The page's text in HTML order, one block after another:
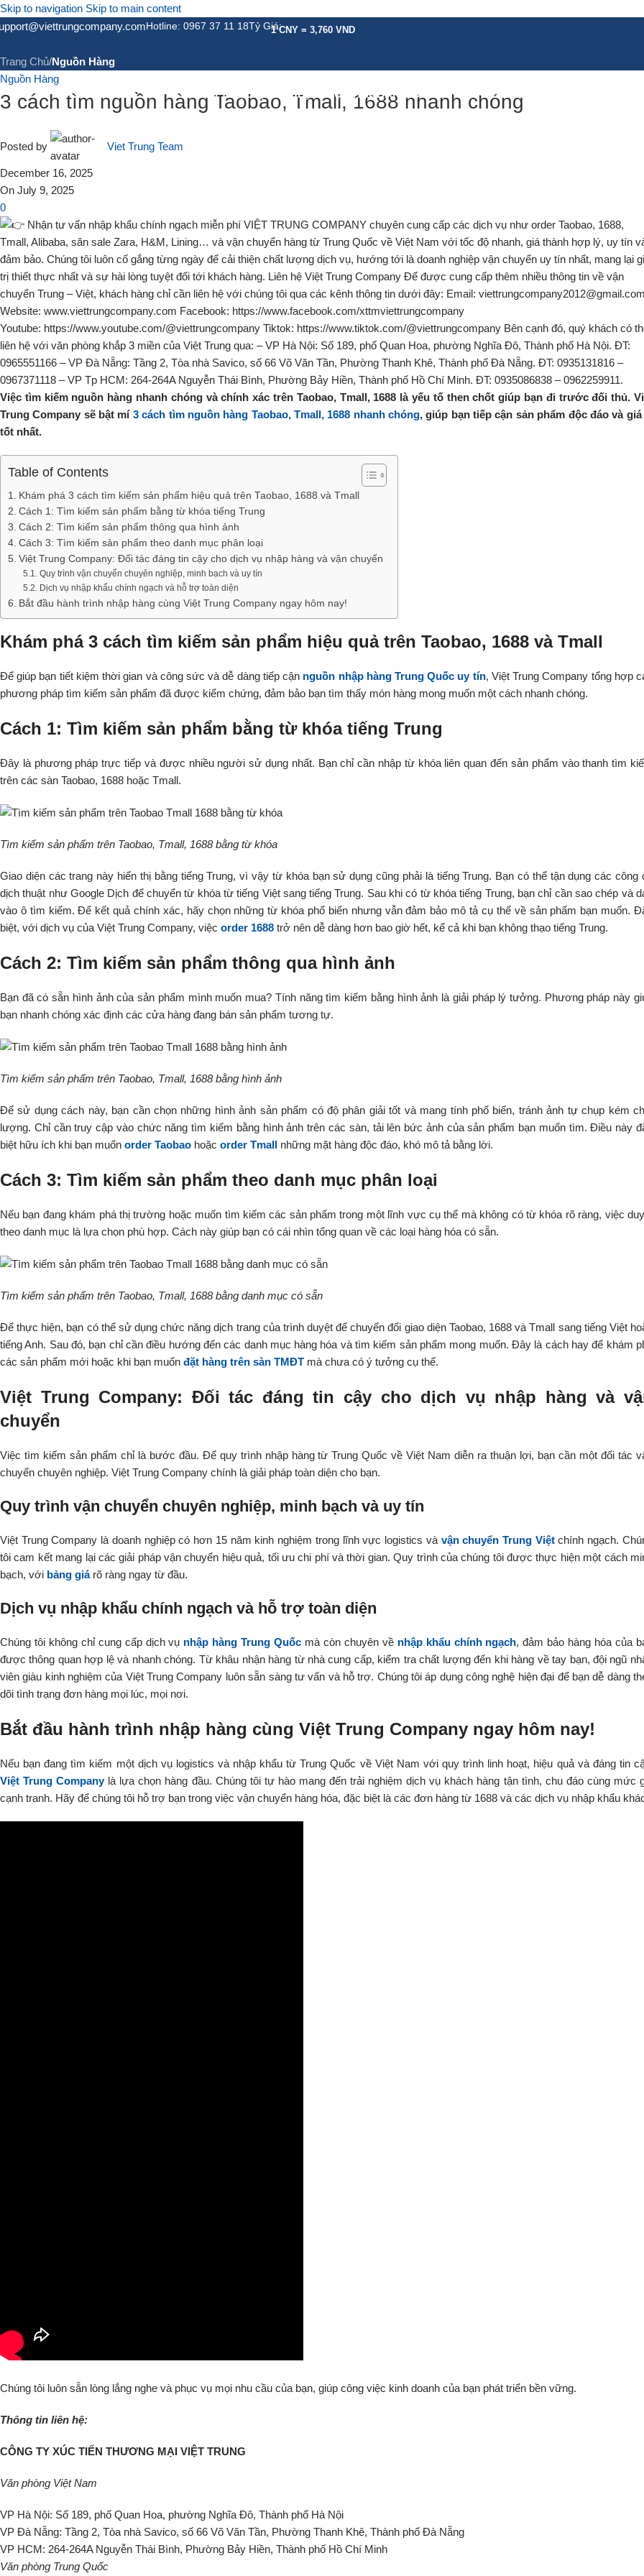
Skip to navigation Skip to main content
Hotline: 0967 37 11 18Tỷ Giá:1 CNY = 3,760 VND
GIỚI THIỆU DỊCH VỤDỊCH VỤ KHÁC BẢNG GIÁ CHÍNH SÁCH
Tin Tức
Trang Chủ/Nguồn Hàng
Nguồn Hàng
3 cách tìm nguồn hàng Taobao, Tmall, 1688 nhanh chóng
Posted by Viet Trung Team
December 16, 2025
On July 9, 2025
0
Việc tìm kiếm nguồn hàng nhanh chóng và chính xác trên Taobao, Tmall, 1688 là yếu tố then chốt giúp bạn đi trước đối thủ.
Trung Company sẽ bật mí 3 cách tìm nguồn hàng Taobao, Tmall, 1688 nhanh chóng, giúp bạn tiếp cận sản phẩm độc đáo và
tốt nhất.
Table of Contents
Khám phá 3 cách tìm kiếm sản phẩm hiệu quả trên Taobao, 1688 và Tmall
Cách 1: Tìm kiếm sản phẩm bằng từ khóa tiếng Trung
Cách 2: Tìm kiếm sản phẩm thông qua hình ảnh
Cách 3: Tìm kiếm sản phẩm theo danh mục phân loại
Việt Trung Company: Đối tác đáng tin cậy cho dịch vụ nhập hàng và vận chuyển
Quy trình vận chuyển chuyên nghiệp, minh bạch và uy tín
Dịch vụ nhập khẩu chính ngạch và hỗ trợ toàn diện
Bắt đầu hành trình nhập hàng cùng Việt Trung Company ngay hôm nay!
Khám phá 3 cách tìm kiếm sản phẩm hiệu quả trên Taobao, 1688 và Tmall
Để giúp bạn tiết kiệm thời gian và công sức và dễ dàng tiếp cận nguồn nhập hàng Trung Quốc uy tín, Việt Trung Company tổng hợp
phương pháp tìm kiếm sản phẩm đã được kiểm chứng, đảm bảo bạn tìm thấy món hàng mong muốn một cách nhanh chóng.
Cách 1: Tìm kiếm sản phẩm bằng từ khóa tiếng Trung
Đây là phương pháp trực tiếp và được nhiều người sử dụng nhất. Bạn chỉ cần nhập từ khóa liên quan đến sản phẩm vào thanh tìm
trên các sàn Taobao, 1688 hoặc Tmall.
Tìm kiếm sản phẩm trên Taobao, Tmall, 1688 bằng từ khóa
Giao diện các trang này hiển thị bằng tiếng Trung, vì vậy từ khóa bạn sử dụng cũng phải là tiếng Trung. Bạn có thể tận dụng các công
dịch thuật như Google Dịch để chuyển từ khóa từ tiếng Việt sang tiếng Trung. Sau khi có từ khóa tiếng Trung, bạn chỉ cần sao chép và
vào ô tìm kiếm. Để kết quả chính xác, hãy chọn những từ khóa phổ biến nhưng vẫn đảm bảo mô tả cụ thể về sản phẩm bạn muốn.
biệt, với dịch vụ của Việt Trung Company, việc order 1688 trở nên dễ dàng hơn bao giờ hết, kể cả khi bạn không thạo tiếng Trung.
Cách 2: Tìm kiếm sản phẩm thông qua hình ảnh
Bạn đã có sẵn hình ảnh của sản phẩm mình muốn mua? Tính năng tìm kiếm bằng hình ảnh là giải pháp lý tưởng. Phương pháp này
bạn nhanh chóng xác định các cửa hàng đang bán sản phẩm tương tự.
Tìm kiếm sản phẩm trên Taobao, Tmall, 1688 bằng hình ảnh
Để sử dụng cách này, bạn cần chọn những hình ảnh sản phẩm có độ phân giải tốt và mang tính phổ biến, tránh ảnh tự chụp kém
lượng. Chỉ cần truy cập vào chức năng tìm kiếm bằng hình ảnh trên các sàn, tải lên bức ảnh của sản phẩm bạn muốn tìm. Điều này
biệt hữu ích khi bạn muốn order Taobao hoặc order Tmall những mặt hàng độc đáo, khó mô tả bằng lời.
Cách 3: Tìm kiếm sản phẩm theo danh mục phân loại
Nếu bạn đang khám phá thị trường hoặc muốn tìm kiếm các sản phẩm trong một lĩnh vực cụ thể mà không có từ khóa rõ ràng, việc
theo danh mục là lựa chọn phù hợp. Cách này giúp bạn có cái nhìn tổng quan về các loại hàng hóa có sẵn.
Tìm kiếm sản phẩm trên Taobao, Tmall, 1688 bằng danh mục có sẵn
Để thực hiện, bạn có thể sử dụng chức năng dịch trang của trình duyệt để chuyển đổi giao diện Taobao, 1688 và Tmall sang tiếng Việt
tiếng Anh. Sau đó, bạn chỉ cần điều hướng đến các danh mục hàng hóa và tìm kiếm sản phẩm mong muốn. Đây là cách hay để khám
các sản phẩm mới hoặc khi bạn muốn đặt hàng trên sàn TMĐT mà chưa có ý tưởng cụ thể.
Việt Trung Company: Đối tác đáng tin cậy cho dịch vụ nhập hàng và
chuyển
Việc tìm kiếm sản phẩm chỉ là bước đầu. Để quy trình nhập hàng từ Trung Quốc về Việt Nam diễn ra thuận lợi, bạn cần một đối tác
chuyển chuyên nghiệp. Việt Trung Company chính là giải pháp toàn diện cho bạn.
Quy trình vận chuyển chuyên nghiệp, minh bạch và uy tín
Việt Trung Company là doanh nghiệp có hơn 15 năm kinh nghiệm trong lĩnh vực logistics và vận chuyển Trung Việtchính ngạch.
tôi cam kết mang lại các giải pháp vận chuyển hiệu quả, tối ưu chi phí và thời gian. Quy trình của chúng tôi được thực hiện một cách
bạch, với bảng giárõ ràng ngay từ đầu.
Dịch vụ nhập khẩu chính ngạch và hỗ trợ toàn diện
Chúng tôi không chỉ cung cấp dịch vụ nhập hàng Trung Quốc mà còn chuyên về nhập khẩu chính ngạch, đảm bảo hàng hóa của
được thông quan hợp lệ và nhanh chóng. Từ khâu nhận hàng từ nhà cung cấp, kiểm tra chất lượng đến khi hàng về tay bạn, đội ngũ
viên giàu kinh nghiệm của Việt Trung Company luôn sẵn sàng tư vấn và hỗ trợ. Chúng tôi áp dụng công nghệ hiện đại để bạn dễ dàng
dõi tình trạng đơn hàng mọi lúc, mọi nơi.
Bắt đầu hành trình nhập hàng cùng Việt Trung Company ngay hôm nay!
Nếu bạn đang tìm kiếm một dịch vụ logistics và nhập khẩu từ Trung Quốc về Việt Nam với quy trình linh hoạt, hiệu quả và đáng tin
Việt Trung Companylà lựa chọn hàng đầu. Chúng tôi tự hào mang đến trải nghiệm dịch vụ khách hàng tận tình, chu đáo cùng mức
cạnh tranh. Hãy để chúng tôi hỗ trợ bạn trong việc vận chuyển hàng hóa, đặc biệt là các đơn hàng từ 1688 và các dịch vụ nhập khẩu
Chúng tôi luôn sẵn lòng lắng nghe và phục vụ mọi nhu cầu của bạn, giúp công việc kinh doanh của bạn phát triển bền vững.
Thông tin liên hệ:
CÔNG TY XÚC TIẾN THƯƠNG MẠI VIỆT TRUNG
Văn phòng Việt Nam
VP Hà Nội: Số 189, phố Quan Hoa, phường Nghĩa Đô, Thành phố Hà Nội
VP Đà Nẵng: Tầng 2, Tòa nhà Savico, số 66 Võ Văn Tần, Phường Thanh Khê, Thành phố Đà Nẵng
VP HCM: 264-264A Nguyễn Thái Bình, Phường Bảy Hiền, Thành phố Hồ Chí Minh
Văn phòng Trung Quốc